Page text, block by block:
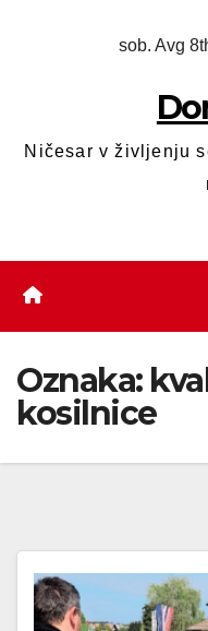
sob. Avg
Ničesar v življenju
Oznaka:
kosilnice